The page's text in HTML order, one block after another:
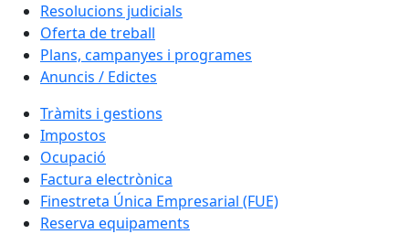
Resolucions judicials
Oferta de treball
Plans, campanyes i programes
Anuncis / Edictes
Tràmits i gestions
Impostos
Ocupació
Factura electrònica
Finestreta Única Empresarial (FUE)
Reserva equipaments